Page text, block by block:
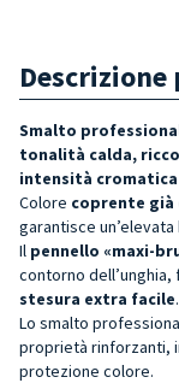
Smalto
tonalità calda,
intensità
Colore coprente già
garantisce
Il pennello «maxi-
contorno
stesura extra facile.
Lo smalto
proprietà rinforzanti,
protezione colore.